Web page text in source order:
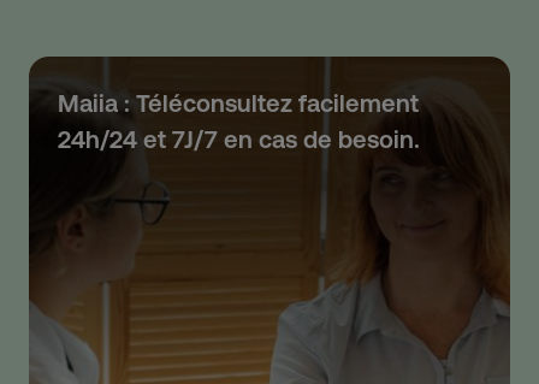
Maiia : Téléconsultez facilement
24h/24 et 7J/7 en cas de besoin.